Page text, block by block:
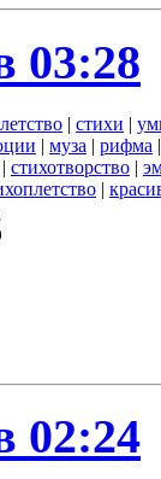
03:28
| стихи |
| муза | рифма
| стихотворство |
|
02:24